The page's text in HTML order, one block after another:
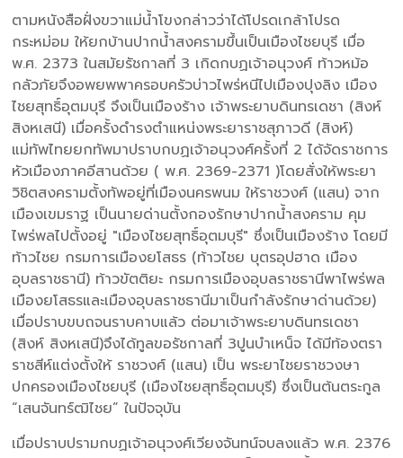
ตามหนังสือฝั่งขวาแม่น้ำโขงกล่าวว่าได้โปรดเกล้าโปรด
กระหม่อม ให้ยกบ้านปากน้ำสงครามขึ้นเป็นเมืองไชยบุรี เมื่อ
พ.ศ. 2373 ในสมัยรัชกาลที่ 3 เกิดกบฏเจ้าอนุวงศ์ ท้าวหม้อ
กลัวภัยจึงอพยพพาครอบครัวบ่าวไพร่หนีไปเมืองปุงลิง เมือง
ไชยสุทธิ์อุตมบุรี จึงเป็นเมืองร้าง เจ้าพระยาบดินทรเดชา (สิงห์
สิงหเสนี) เมื่อครั้งดำรงตำแหน่งพระยาราชสุภาวดี (สิงห์)
แม่ทัพไทยยกทัพมาปราบกบฏเจ้าอนุวงศ์ครั้งที่ 2 ได้จัดราชการ
หัวเมืองภาคอีสานด้วย ( พ.ศ. 2369-2371 )โดยสั่งให้พระยา
วิชิตสงครามตั้งทัพอยู่ที่เมืองนครพนม ให้ราชวงศ์ (แสน) จาก
เมืองเขมราฐ เป็นนายด่านตั้งกองรักษาปากน้ำสงคราม คุม
ไพร่พลไปตั้งอยู่ "เมืองไชยสุทธิ์อุตมบุรี" ซึ่งเป็นเมืองร้าง โดยมี
ท้าวไชย กรมการเมืองยโสธร (ท้าวไชย บุตรอุปฮาด เมือง
อุบลราชธานี) ท้าวขัตติยะ กรมการเมืองอุบลราชธานีพาไพร่พล
เมืองยโสธรและเมืองอุบลราชธานีมาเป็นกำลังรักษาด่านด้วย)
เมื่อปราบขบถจนราบคาบแล้ว ต่อมาเจ้าพระยาบดินทรเดชา
(สิงห์ สิงหเสนี)จึงได้ทูลขอรัชกาลที่ 3ปูนบำเหน็จ ได้มีท้องตรา
ราชสีห์แต่งตั้งให้ ราชวงศ์ (แสน) เป็น พระยาไชยราชวงษา
ปกครองเมืองไชยบุรี (เมืองไชยสุทธิ์อุตมบุรี) ซึ่งเป็นต้นตระกูล
“เสนจันทร์ฒิไชย” ในปัจจุบัน
เมื่อปราบปรามกบฏเจ้าอนุวงศ์เวียงจันทน์จบลงแล้ว พ.ศ. 2376